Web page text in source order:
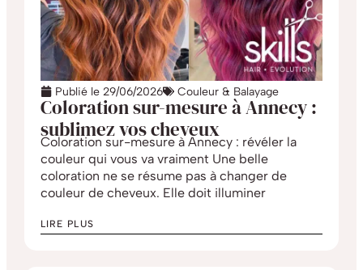
Publié le 29/06/2026 Couleur & Balayage
Coloration sur-mesure à Annecy :
sublimez vos cheveux
Coloration sur-mesure à Annecy : révéler la
couleur qui vous va vraiment Une belle
coloration ne se résume pas à changer de
couleur de cheveux. Elle doit illuminer
LIRE PLUS